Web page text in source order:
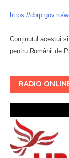
https://dprp.gov.ro/
Conținutul acestui
pentru Românii de
RADIO